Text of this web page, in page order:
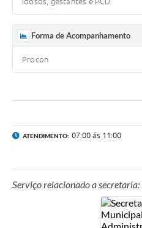
Forma de Acompanhamento
Procon
ATENDIMENTO: 07:00 ás 11:00
Serviço relacionado a secretaria: